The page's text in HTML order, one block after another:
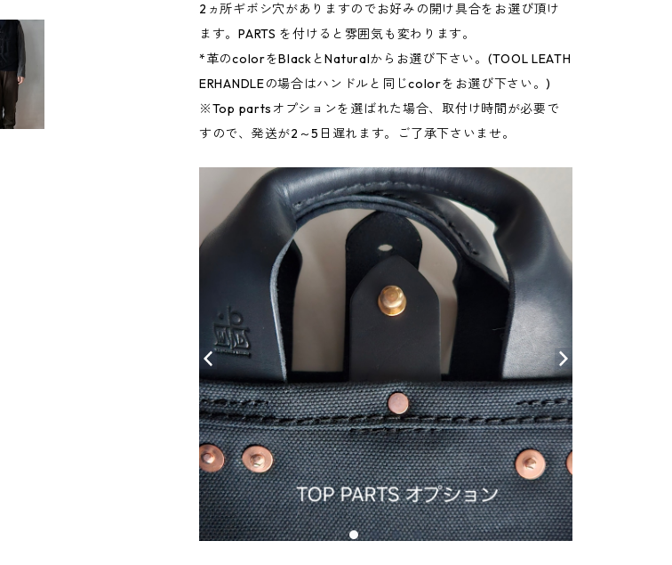
2ヵ所ギボシ穴がありますのでお好みの開け具合をお選び頂け
ます。PARTS を付けると雰囲気も変わります。
*革のcolorをBlackとNaturalからお選び下さい。(TOOL LEATH
ERHANDLEの場合はハンドルと同じcolorをお選び下さい。)
※Top partsオプションを選ばれた場合、取付け時間が必要で
すので、発送が2～5日遅れます。ご了承下さいませ。